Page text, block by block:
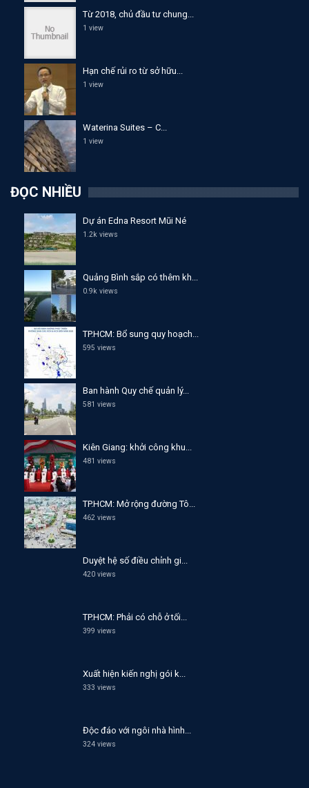
Từ 2018, chủ đầu tư chung...
1 view
Hạn chế rủi ro từ sở hữu...
1 view
Waterina Suites – C...
1 view
ĐỌC NHIỀU
Dự án Edna Resort Mũi Né
1.2k views
Quảng Bình sắp có thêm kh...
0.9k views
TP.HCM: Bổ sung quy hoạch...
595 views
Ban hành Quy chế quản lý...
581 views
Kiên Giang: khởi công khu...
481 views
TP.HCM: Mở rộng đường Tô...
462 views
Duyệt hệ số điều chỉnh gi...
420 views
TP.HCM: Phải có chỗ ở tối...
399 views
Xuất hiện kiến nghị gói k...
333 views
Độc đáo với ngôi nhà hình...
324 views